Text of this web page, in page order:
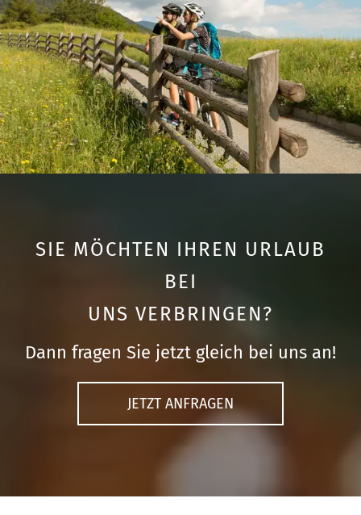
SIE MÖCHTEN IHREN URLAUB
BEI
UNS VERBRINGEN?
Dann fragen Sie jetzt gleich bei uns an!
JETZT ANFRAGEN